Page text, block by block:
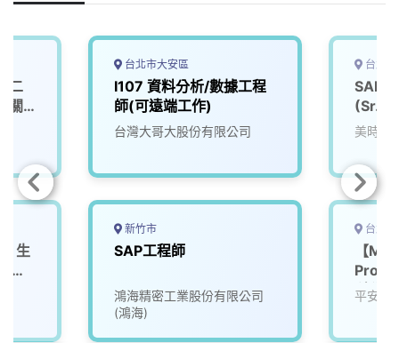
二
關
生
鶯
台北市大安區
I107 資料分析/數據工程
師(可遠端工作)
台灣大哥大股份有限公司
新竹市
SAP工程師
鴻海精密工業股份有限公司
(鴻海)
台北
SAP(
(Sr.)
美時化
台北
【
科學
平安房